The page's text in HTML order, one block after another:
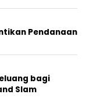
Pendanaan
bagi
Slam